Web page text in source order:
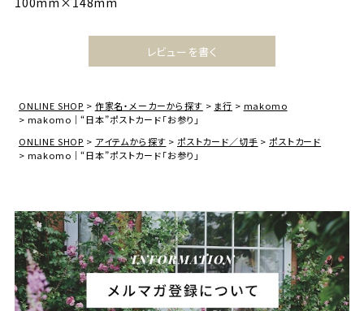
レビューを書く
ONLINE SHOP 作家名・メーカーから探す ま行
makomo
makomo｜“日本”ポストカード「お参り」
ONLINE SHOP
アイテムから探す ポストカード／切手
ポストカード
makomo｜“日本”ポストカード「お参り」